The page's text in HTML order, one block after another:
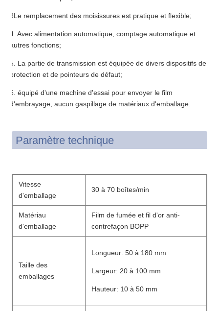
3Le remplacement des moisissures est pratique et flexible;
4. Avec alimentation automatique, comptage automatique et
autres fonctions;
5. La partie de transmission est équipée de divers dispositifs de
protection et de pointeurs de défaut;
6. équipé d'une machine d'essai pour envoyer le film
d'embrayage, aucun gaspillage de matériaux d'emballage.
Paramètre technique
Vitesse
d'emballage
30 à 70 boîtes/min
Matériau
d'emballage
Film de fumée et fil d'or anti-
contrefaçon BOPP
Taille des
emballages
Longueur: 50 à 180 mm
Largeur: 20 à 100 mm
Hauteur: 10 à 50 mm